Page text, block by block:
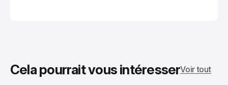
Cela pourrait vous intéresserVoir tout